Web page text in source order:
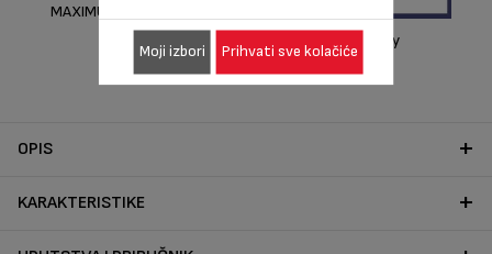
MAXIMUM COMFORT OF USE
High capacity
OPIS
KARAKTERISTIKE
Moji izbori Prihvati sve kolačiće